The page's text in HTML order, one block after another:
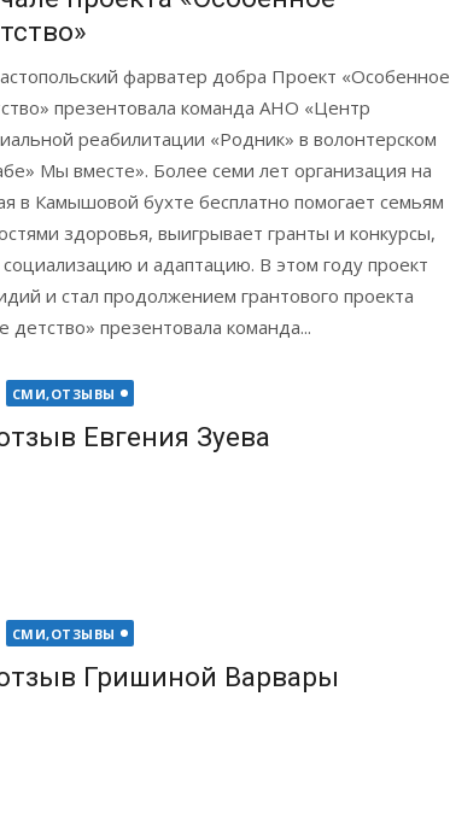
фарватер добра Проект «Особенное
презентовала команда АНО «Центр
реабилитации «Родник» в волонтерском
Мы вместе». Более семи лет организация на
в Камышовой бухте бесплатно помогает семьям
здоровья, выигрывает гранты и конкурсы,
и адаптацию. В этом году проект
и стал продолжением грантового проекта
презентовала команда...
СМИ,ОТЗЫВЫ
Евгения Зуева
СМИ,ОТЗЫВЫ
Гришиной Варвары